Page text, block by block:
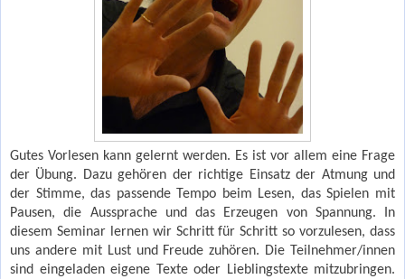
Gutes Vorlesen kann gelernt werden. Es ist vor allem eine Frage
der Übung. Dazu gehören der richtige Einsatz der Atmung und
der Stimme, das passende Tempo beim Lesen, das Spielen mit
Pausen, die Aussprache und das Erzeugen von Spannung. In
diesem Seminar lernen wir Schritt für Schritt so vorzulesen, dass
uns andere mit Lust und Freude zuhören. Die Teilnehmer/innen
sind eingeladen eigene Texte oder Lieblingstexte mitzubringen.